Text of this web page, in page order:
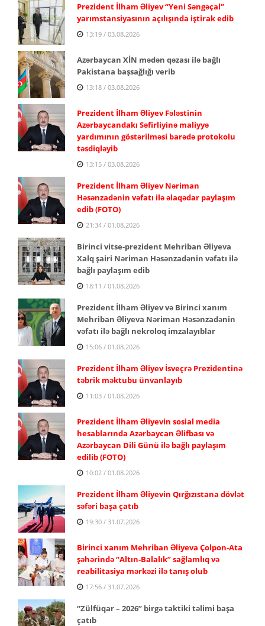
Prezident İlham Əliyev “Yeni Səngəçal”
yarımstansiyasının açılışında iştirak edib
13:19 / 03.08.2026
Azərbaycan XİN mədən qəzası ilə bağlı
Pakistana başsağlığı verib
13:18 / 03.08.2026
Prezident İlham Əliyev Fələstinin
Azərbaycandakı Səfirliyinə maliyyə
yardımının göstərilməsi barədə protokolu
təsdiqləyib
13:15 / 03.08.2026
Prezident İlham Əliyev Nəriman
Həsənzadənin vəfatı ilə əlaqədar paylaşım
edib (FOTO)
21:34 / 01.08.2026
Birinci vitse-prezident Mehriban Əliyeva
Xalq şairi Nəriman Həsənzadənin vəfatı ilə
bağlı paylaşım edib
18:11 / 01.08.2026
Prezident İlham Əliyev və Birinci xanım
Mehriban Əliyeva Nəriman Həsənzadənin
vəfatı ilə bağlı nekroloq imzalayıblar
15:06 / 01.08.2026
Prezident İlham Əliyev İsveçrə Prezidentinə
təbrik məktubu ünvanlayıb
11:03 / 01.08.2026
Prezident İlham Əliyevin sosial media
hesablarında Azərbaycan Əlifbası və
Azərbaycan Dili Günü ilə bağlı paylaşım
edilib (FOTO)
10:02 / 01.08.2026
Prezident İlham Əliyevin Qırğızıstana dövlət
səfəri başa çatıb
19:30 / 31.07.2026
Birinci xanım Mehriban Əliyeva Çolpon-Ata
şəhərində “Altın-Balalık” sağlamlıq və
reabilitasiya mərkəzi ilə tanış olub
17:56 / 31.07.2026
“Zülfüqar – 2026” birgə taktiki təlimi başa
çatıb